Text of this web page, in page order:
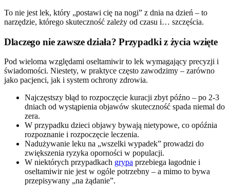
To nie jest lek, który „postawi cię na nogi” z dnia na dzień – to
narzędzie, którego skuteczność zależy od czasu i… szczęścia.
Dlaczego nie zawsze działa? Przypadki z życia wzięte
Pod wieloma względami oseltamiwir to lek wymagający precyzji i
świadomości. Niestety, w praktyce często zawodzimy – zarówno
jako pacjenci, jak i system ochrony zdrowia.
Najczęstszy błąd to rozpoczęcie kuracji zbyt późno – po 2-3
dniach od wystąpienia objawów skuteczność spada niemal do
zera.
W przypadku dzieci objawy bywają nietypowe, co opóźnia
rozpoznanie i rozpoczęcie leczenia.
Nadużywanie leku na „wszelki wypadek” prowadzi do
zwiększenia ryzyka oporności w populacji.
W niektórych przypadkach grypa przebiega łagodnie i
oseltamiwir nie jest w ogóle potrzebny – a mimo to bywa
przepisywany „na żądanie”.